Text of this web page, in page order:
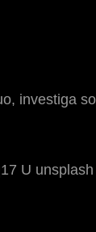
investiga